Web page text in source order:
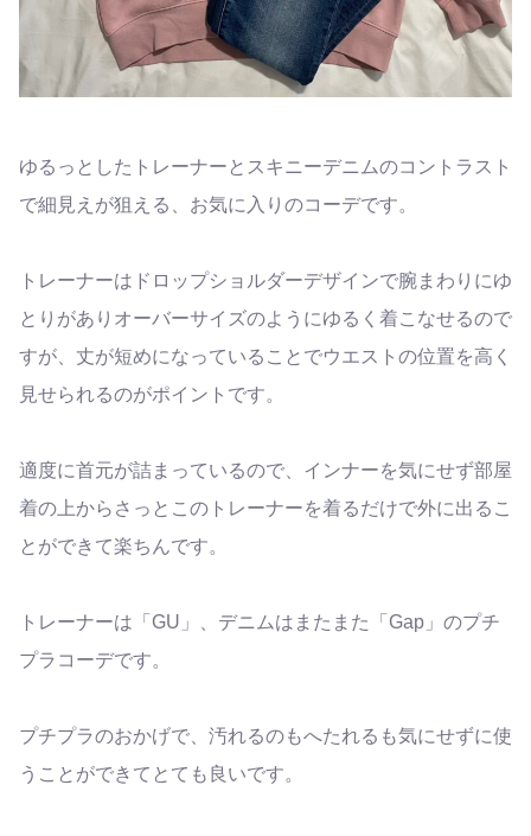
ゆるっとしたトレーナーとスキニーデニムのコントラスト
で細見えが狙える、お気に入りのコーデです。
トレーナーはドロップショルダーデザインで腕まわりにゆ
とりがありオーバーサイズのようにゆるく着こなせるので
すが、丈が短めになっていることでウエストの位置を高く
見せられるのがポイントです。
適度に首元が詰まっているので、インナーを気にせず部屋
着の上からさっとこのトレーナーを着るだけで外に出るこ
とができて楽ちんです。
トレーナーは「GU」、デニムはまたまた「Gap」のプチ
プラコーデです。
プチプラのおかげで、汚れるのもへたれるも気にせずに使
うことができてとても良いです。